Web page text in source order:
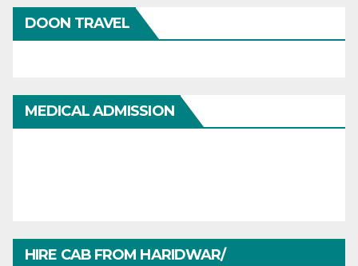
DOON TRAVEL
MEDICAL ADMISSION
HIRE CAB FROM HARIDWAR/